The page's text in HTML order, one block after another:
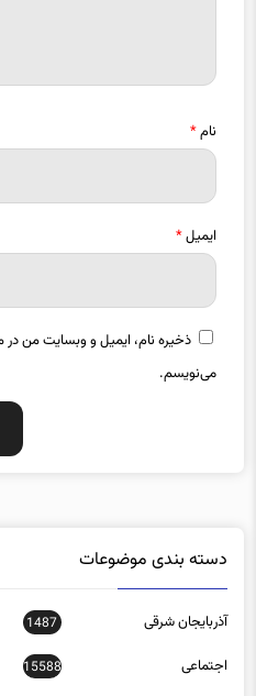
نام*
ایمیل*
ذخیره نام، ایمیل و وبسایت من در
می‌نویسم.
دسته بندی موضوعات
آذربایجان شرقی 1487
اجتماعی 15588